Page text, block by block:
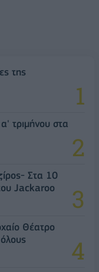
της
τριμήνου στα
Στα 10
Jackaroo
Θέατρο